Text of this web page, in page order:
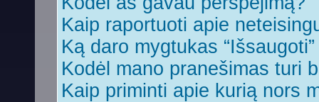
Kaip raportuoti apie
Ką daro mygtukas
Kodėl mano pranešimas turi
Kaip priminti apie kurią nors